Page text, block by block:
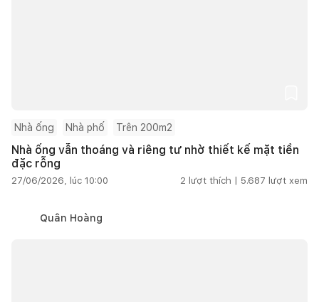
Nhà ống Nhà phố Trên 200m2
Nhà ống vẫn thoáng và riêng tư nhờ thiết kế mặt tiền
đặc rỗng
27/06/2026, lúc 10:00 2 lượt thích | 5.687 lượt xem
Quân Hoàng